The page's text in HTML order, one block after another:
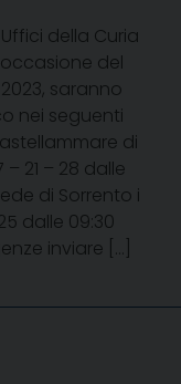
della Curia
del
saranno
nei seguenti
di
21 – 28 dalle
di Sorrento i
dalle 09:30
inviare […]